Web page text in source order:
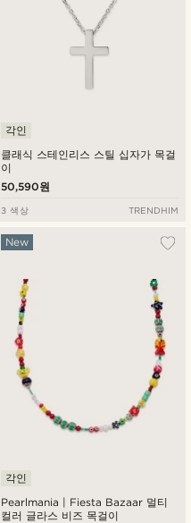
클래식 스테인리스 스틸 십자가 목걸
이
각인
50,590원
3 색상 TRENDHIM
Pearlmania | Fiesta Bazaar 멀티
컬러 글라스 비즈 목걸이
New
각인